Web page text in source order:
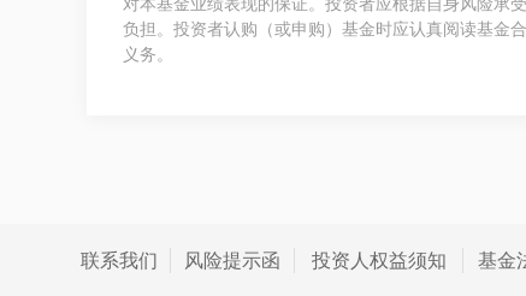
对本基金业绩表现的保证。投资者应根据自身风险承
负担。投资者认购（或申购）基金时应认真阅读基金
义务。
联系我们 风险提示函 投资人权益须知 基金